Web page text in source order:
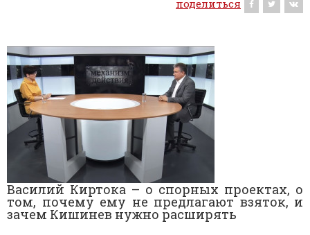
поделиться
Василий Киртока – о спорных проектах, о
том, почему ему не предлагают взяток, и
зачем Кишинев нужно расширять